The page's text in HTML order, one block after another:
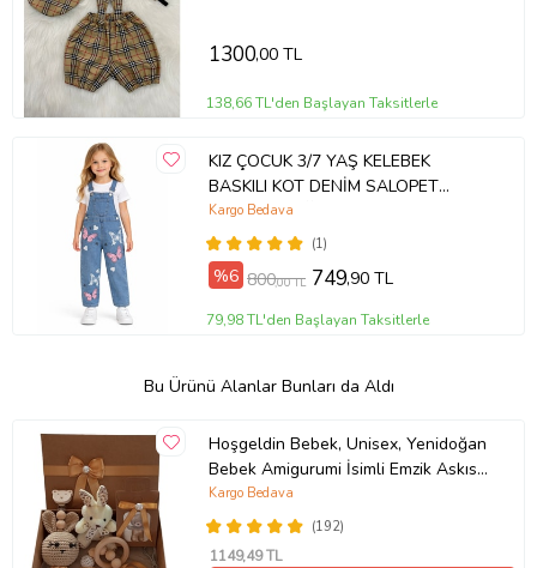
DOĞUM GÜNÜ KIYAFETİ
1300,00 TL
138,66 TL'den Başlayan Taksitlerle
KIZ ÇOCUK 3/7 YAŞ KELEBEK
BASKILI KOT DENİM SALOPET
TULUM , DOĞUM GÜNÜ HEDİYESİ
(Mavi)
(1)
Kargo Bedava
%6 800,00 TL 749,90 TL
79,98 TL'den Başlayan Taksitlerle
Bu Ürünü Alanlar Bunları da Aldı
Hoşgeldin Bebek, Unisex, Yenidoğan
Bebek Amigurumi İsimli Emzik Askısı
Hediye Seti
(192)
Kargo Bedava
1149,49 TL